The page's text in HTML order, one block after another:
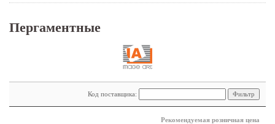
Пергаментные
Код поставщика:
Рекомендуемая розничная цена